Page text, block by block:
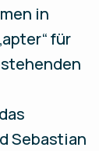
in
für
Sebastian